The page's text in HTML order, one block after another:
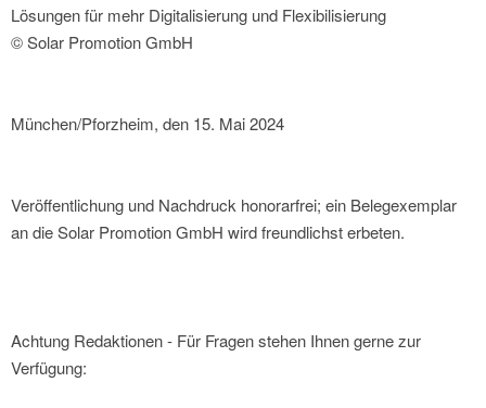
Lösungen für mehr Digitalisierung und Flexibilisierung
© Solar Promotion GmbH
München/Pforzheim, den 15. Mai 2024
Veröffentlichung und Nachdruck honorarfrei; ein Belegexemplar
an die Solar Promotion GmbH wird freundlichst erbeten.
Achtung Redaktionen - Für Fragen stehen Ihnen gerne zur
Verfügung: